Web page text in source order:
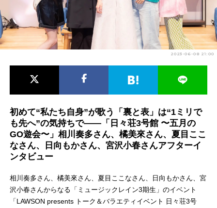
今期アニメ曜日別一覧
春アニメ 夏アニメ
男性声優/女性声優一覧
2023-06-08 21:00
初めて“私たち自身”が歌う「裏と表」は“1ミリで
も先へ”の気持ちで――「日々荘3号館 〜五⽉の
GO遊会〜」相川奏多さん、橘美來さん、夏目ここ
なさん、日向もかさん、宮沢小春さんアフターイ
ンタビュー
相川奏多さん、橘美來さん、夏目ここなさん、日向もかさん、宮
沢小春さんからなる「ミュージックレイン3期生」のイベント
「LAWSON presents トーク＆バラエティイベント 日々荘3号